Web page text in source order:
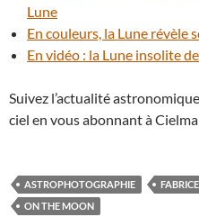
Lune
En couleurs, la Lune révèle
En vidéo : la Lune insolite
Suivez l’actualité
ciel en vous abonnant à
ASTROPHOTOGRAPHIE
ON THE MOON